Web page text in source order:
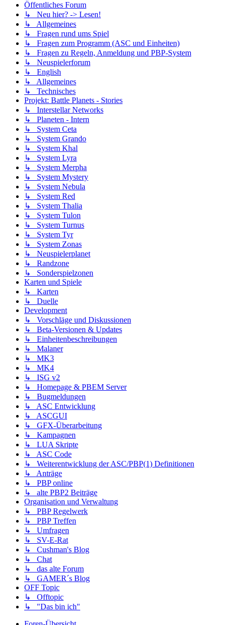
Öffentliches Forum
↳ Neu hier? -> Lesen!
↳ Allgemeines
↳ Fragen rund ums Spiel
↳ Fragen zum Programm (ASC und Einheiten)
↳ Fragen zu Regeln, Anmeldung und PBP-System
↳ Neuspielerforum
↳ English
↳ Allgemeines
↳ Technisches
Projekt: Battle Planets - Stories
↳ Interstellar Networks
↳ Planeten - Intern
↳ System Ceta
↳ System Grando
↳ System Khal
↳ System Lyra
↳ System Merpha
↳ System Mystery
↳ System Nebula
↳ System Red
↳ System Thalia
↳ System Tulon
↳ System Turnus
↳ System Tyr
↳ System Zonas
↳ Neuspielerplanet
↳ Randzone
↳ Sonderspielzonen
Karten und Spiele
↳ Karten
↳ Duelle
Development
↳ Vorschläge und Diskussionen
↳ Beta-Versionen & Updates
↳ Einheitenbeschreibungen
↳ Malaner
↳ MK3
↳ MK4
↳ ISG v2
↳ Homepage & PBEM Server
↳ Bugmeldungen
↳ ASC Entwicklung
↳ ASCGUI
↳ GFX-Überarbeitung
↳ Kampagnen
↳ LUA Skripte
↳ ASC Code
↳ Weiterentwicklung der ASC/PBP(1) Definitionen
↳ Anträge
↳ PBP online
↳ alte PBP2 Beiträge
Organisation und Verwaltung
↳ PBP Regelwerk
↳ PBP Treffen
↳ Umfragen
↳ SV-E-Rat
↳ Cushman's Blog
↳ Chat
↳ das alte Forum
↳ GAMER´s Blog
OFF Topic
↳ Offtopic
↳ "Das bin ich"